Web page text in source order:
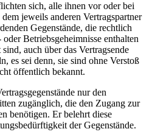
sich, alle ihnen vor oder bei
jeweils anderen Vertragspartner
Gegenstände, die rechtlich
Betriebsgeheimnisse enthalten
auch über das Vertragsende
es sei denn, sie sind ohne Verstoß
öffentlich bekannt.
nur den
zugänglich, die den Zugang zur
benötigen. Er belehrt diese
der Gegenstände.